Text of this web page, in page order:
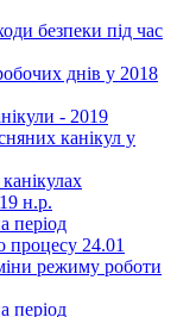
безпеки під час
днів у 2018
- 2019
канікул у
н.р.
період
процесу 24.01
режиму роботи
період